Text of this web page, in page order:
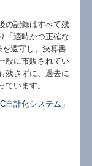
の記録はすべて残
「適時かつ正確な
遵守し、決算書
般に市販されてい
残さずに、過去に
ています。
自計化システム」